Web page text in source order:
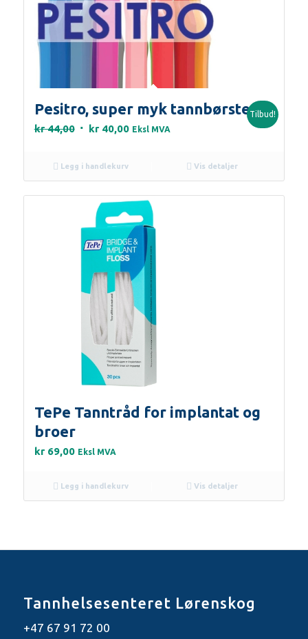
Pesitro, super myk tannbørste
kr44,00 Opprinnelig
kr40,00Nåværende
Eksl MVA
Tilbud!
Legg i handlekurv Vis detaljer
TePe Tanntråd for implantat og
broer
kr69,00 Eksl MVA
Legg i handlekurv Vis detaljer
Tannhelsesenteret Lørenskog
+47 67 91 72 00